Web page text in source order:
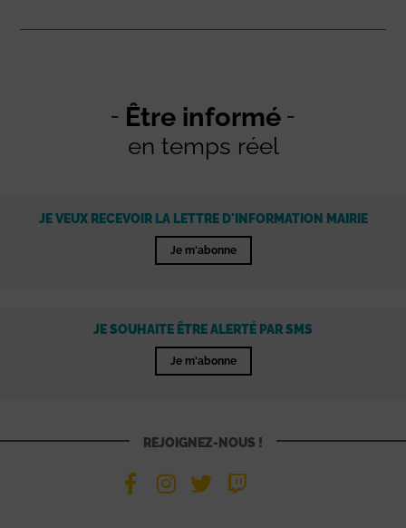
Être informé
en temps réel
JE VEUX RECEVOIR LA LETTRE D'INFORMATION MAIRIE
Je m'abonne
JE SOUHAITE ÊTRE ALERTÉ PAR SMS
Je m'abonne
REJOIGNEZ-NOUS !